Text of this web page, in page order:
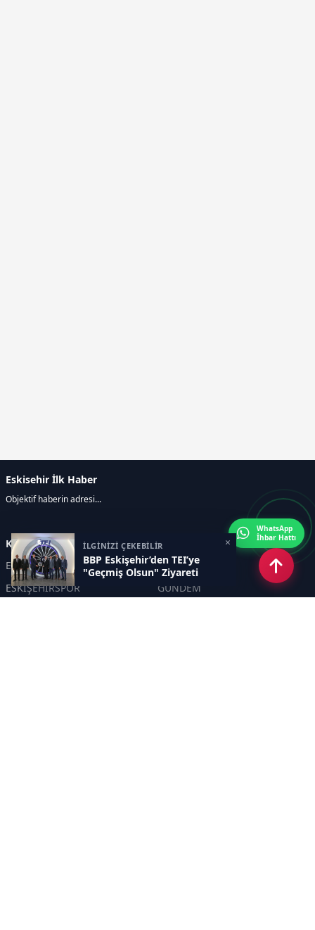
İLGİNİZİ ÇEKEBİLİR
BBP Eskişehir’den TEI’ye
"Geçmiş Olsun" Ziyareti
×
Eskisehir İlk Haber
Objektif haberin adresi...
Kategoriler
ESKİŞEHİR
GENEL
ESKİŞEHİRSPOR
GÜNDEM
WhatsApp
İhbar Hattı